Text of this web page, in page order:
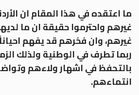
ما اعتقده في هذا المقام ان
غيرهم واحترموا حقيقة ان ما
غيرهم، وان فخرهم قد يفهم احياناً
ربما تطرف في الوطنية ولذلك
بالتحفظ في اشهار ولاءهم
انتماءهم.